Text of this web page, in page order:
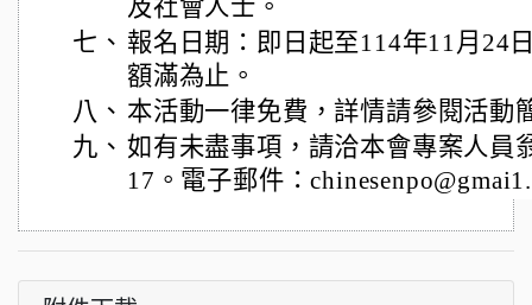
及社會人士。
七、 報名日期：即日起至114年11月24
額滿為止。
八、 本活動一律免費，詳情請參閱活動
九、 如有未盡事項，請洽本會專案人員
17。電子郵件：